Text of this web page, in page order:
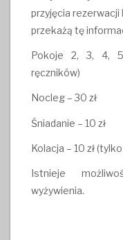
przyjęcia
przekażą tę
Pokoje 2, 3, 4, 5
ręczników)
Nocleg – 30 zł
Śniadanie – 10 zł
Kolacja – 10 zł
Istnieje
wyżywienia.